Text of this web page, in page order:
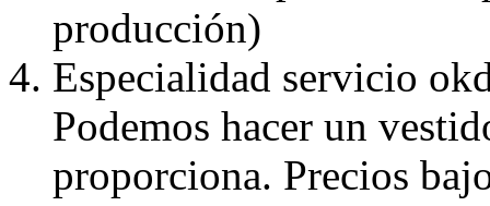
producción)
Especialidad servicio
Podemos hacer un
proporciona. Precios